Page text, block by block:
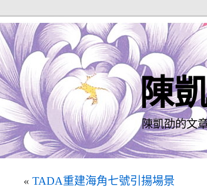
陳
陳凱劭的文
« TADA重建海角七號引揚場景